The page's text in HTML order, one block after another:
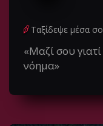
Ταξίδεψε μέσα
«Μαζί σου
νόημα»